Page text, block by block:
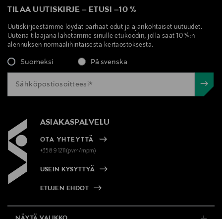
TILAA UUTISKIRJE – ETUSI –10 %
Uutiskirjeestämme löydät parhaat edut ja ajankohtaiset uutuudet.
Uutena tilaajana lähetämme sinulle etukoodin, jolla saat 10 %:n
alennuksen normaalihintaisesta kertaostoksesta.
Suomeksi På svenska
ASIAKASPALVELU
OTA YHTEYTTÄ
+358 9 1211(pvm/mpm)
USEIN KYSYTTYÄ
ETUJEN EHDOT